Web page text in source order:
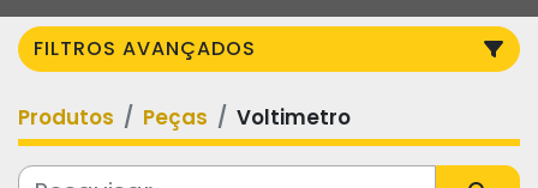
FILTROS AVANÇADOS
Categoria
Produtos Peças Voltimetro